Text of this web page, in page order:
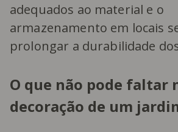
adequados ao material e o
armazenamento em locais
prolongar a durabilidade
O que não pode faltar
decoração de um